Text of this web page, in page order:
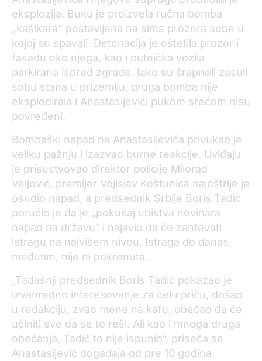
eksplozija. Buku je proizvela ručna bomba
„kašikara“ postavljena na sims prozora sobe u
kojoj su spavali. Detonacija je oštetila prozor i
fasadu oko njega, kao i putnička vozila
parkirana ispred zgrade. Iako su šrapneli zasuli
sobu stana u prizemlju, druga bomba nije
eksplodirala i Anastasijevići pukom srećom nisu
povređeni.
Bombaški napad na Anastasijevića privukao je
veliku pažnju i izazvao burne reakcije. Uviđaju
je prisustvovao direktor policije Milorad
Veljović, premijer Vojislav Koštunica najoštrije je
osudio napad, a predsednik Srbije Boris Tadić
poručio je da je „pokušaj ubistva novinara
napad na državu“ i najavio da će zahtevati
istragu na najvišem nivou. Istraga do danas,
međutim, nije ni pokrenuta.
„Tadašnji predsednik Boris Tadić pokazao je
izvanredno interesovanje za celu priču, došao
u redakciju, zvao mene na kafu, obećao da će
učiniti sve da se to reši. Ali kao i mnoga druga
obećanja, Tadić to nije ispunio“, priseća se
Anastasijević događaja od pre 10 godina.